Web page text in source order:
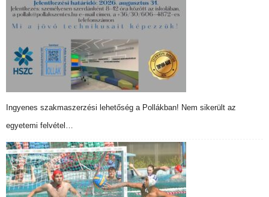
Ingyenes szakmaszerzési lehetőség a Pollákban! Nem sikerült az
egyetemi felvétel…